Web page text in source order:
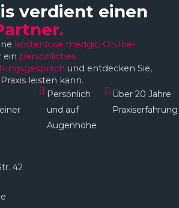
42
verdient einen
kostenlose medgic-Online-
ein persönliches
und entdecken Sie,
leisten kann.
Persönlich
und auf
Augenhöhe​
Über 20 Jahre
Praxiserfahrung